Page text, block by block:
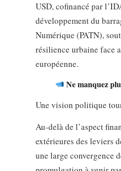
USD, cofinancé par
développement du
Numérique (PATN),
résilience urbaine face
européenne.
Ne manquez
Une vision politique
Au-delà de l’aspect
extérieures des leviers
une large convergence